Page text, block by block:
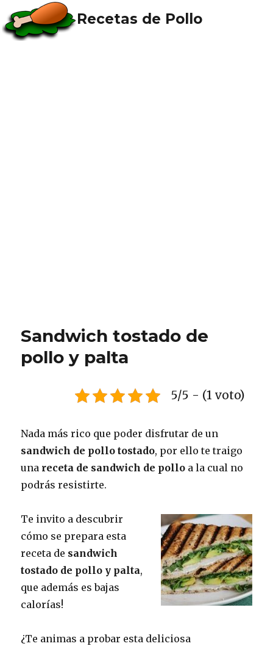
Recetas de Pollo
Sandwich tostado de
pollo y palta
5/5 - (1 voto)
Nada más rico que poder disfrutar de un
sandwich de pollo tostado, por ello te traigo
una receta de sandwich de pollo a la cual no
podrás resistirte.
Te invito a descubrir
cómo se prepara esta
receta de sandwich
tostado de pollo y palta,
que además es bajas
calorías!
¿Te animas a probar esta deliciosa